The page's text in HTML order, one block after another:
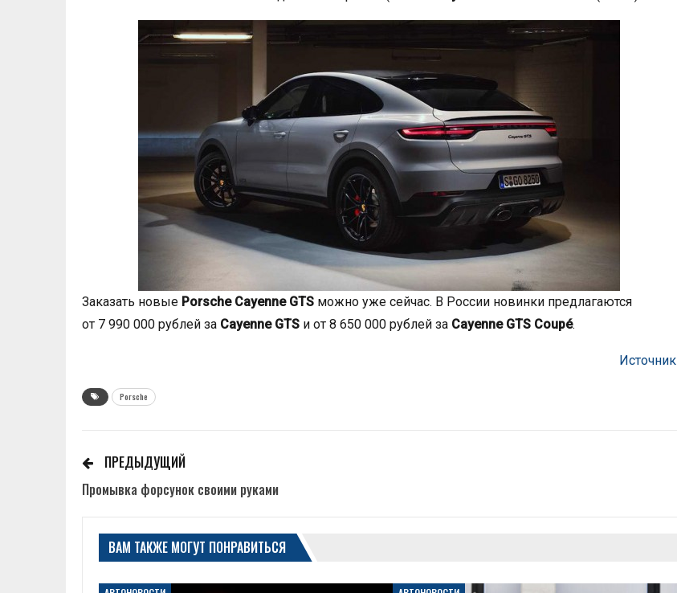
Заказать новые Porsche Cayenne GTS можно уже сейчас. В России новинки предлагаются
от 7 990 000 рублей за Cayenne GTS и от 8 650 000 рублей за Cayenne GTS Coupé.
Источник
Porsche
ПРЕДЫДУЩИЙ
Промывка форсунок своими руками
ВАМ ТАКЖЕ МОГУТ ПОНРАВИТЬСЯ